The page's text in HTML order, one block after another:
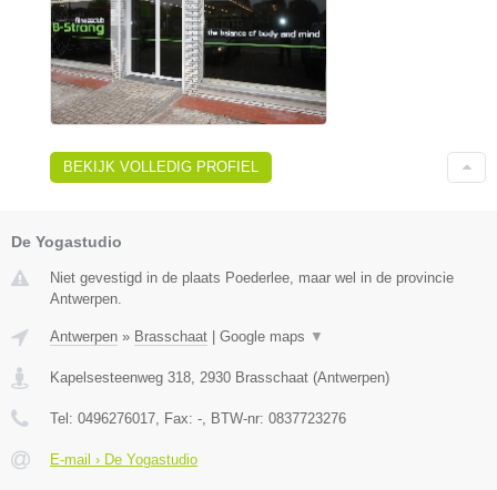
BEKIJK VOLLEDIG PROFIEL
De Yogastudio
Niet gevestigd in de plaats Poederlee, maar wel in de provincie
Antwerpen.
Antwerpen » Brasschaat | Google maps ▼
Kapelsesteenweg 318 2930 Brasschaat (Antwerpen)
Tel: 0496276017 , Fax: - , BTW-nr: 0837723276
E-mail › De Yogastudio